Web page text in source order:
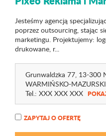
Jesteśmy agencją
poprzez outsourcing, stając
marketingu. Projektujemy:
drukowane, r...
Grunwaldzka 77, 13-300
WARMIŃSKO-
Tel.: XXX XXX XXX
ZAPYTAJ O OFERTĘ